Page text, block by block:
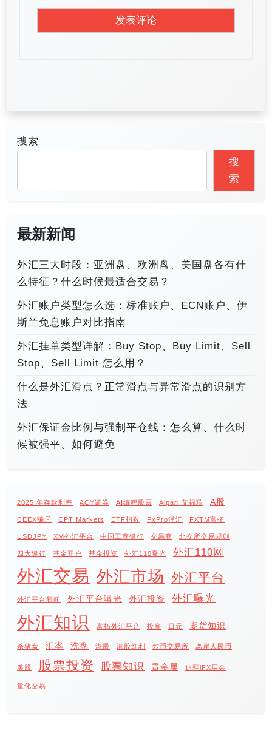
搜索
搜
索
最新新闻
外汇三大时段：亚洲盘、欧洲盘、美国盘各有什
么特征？什么时候最适合交易？
外汇账户类型怎么选：标准账户、ECN账户、伊
斯兰免息账户对比指南
外汇挂单类型详解：Buy Stop、Buy Limit、Sell
Stop、Sell Limit 怎么用？
什么是外汇滑点？正常滑点与异常滑点的识别方
法
外汇保证金比例与强制平仓线：怎么算、什么时
候被强平、如何避免
2025 年存款利率 ACY证券 AI编程股票 Alpari 艾福瑞 A股
CEEX骗局 CPT Markets ETF指数 FxPro浦汇 FXTM富拓
USDJPY XM外汇平台 中国工商银行 交易商 北交所交易规则
四大银行 基金开户 基金投资 外汇110曝光 外汇110网
外汇交易 外汇市场 外汇平台
外汇平台新闻 外汇平台曝光 外汇投资 外汇曝光
外汇知识 富拓外汇平台 投资 日元 期货知识
杀猪盘 汇率 洗盘 港股 港股红利 炒币交易所 离岸人民币
美股 股票投资 股票知识 贵金属 迪拜iFX展会
量化交易